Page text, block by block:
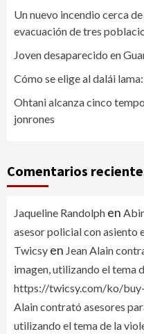
Un nuevo incendio cerca
evacuación de tres
Joven desaparecido en
Cómo se elige al dalái
Ohtani alcanza cinco
jonrones
Comentarios
Jaqueline Randolph en
asesor policial con asiento
Twicsy en Jean Alain
imagen, utilizando el tema
https://twicsy.com/ko/
Alain contrató asesores
utilizando el tema de la